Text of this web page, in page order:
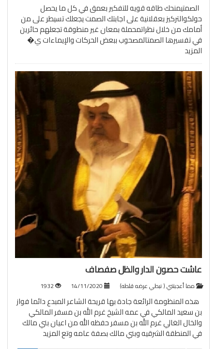
الصمتيمنحك طاقه قويه للتفكير بعمق في كل ما يحصل
حولكوالتركيز بعقلانية على اجابتك الصمت يجعلك تسيطر على من
أمامك من خلال نظراتمحملة بمعان غير منطوقة تجعلهم حائرين
في تفسيرها الصمتالمصحوب ببعض الحركات والإيماءات ي�
المزيد
عاشت حصون الدار والظل صفصاف
مما أعجبتني ( نبطي عرضه قلطه) 1932
هذه المنظومة الرائعة جادة بها قريحة الشاعر المبدع دائما فواز
بن سعيد المالكي في عمه الشيخ غرم الله بن مسفر المالكي
والخال الغالي غرم الله بن مسفر حفظه الله من اعيان بني مالك
في المنطقة الشرقيه وبني مالك بصفة عامه وتعالمزيد